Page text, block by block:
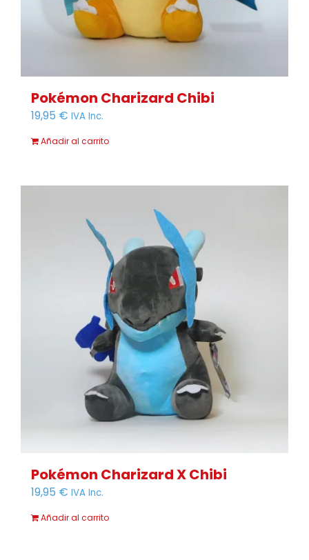
Pokémon Charizard Chibi
19,95 € IVA Inc.
Añadir al carrito
Pokémon Charizard X Chibi
19,95 € IVA Inc.
Añadir al carrito